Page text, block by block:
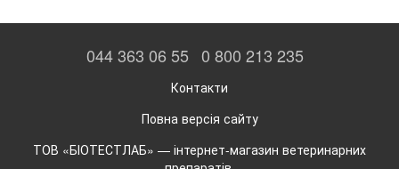
044 363 06 55 0 800 213 235
Контакти
Повна версія сайту
ТОВ «БІОТЕСТЛАБ» — інтернет-магазин ветеринарних